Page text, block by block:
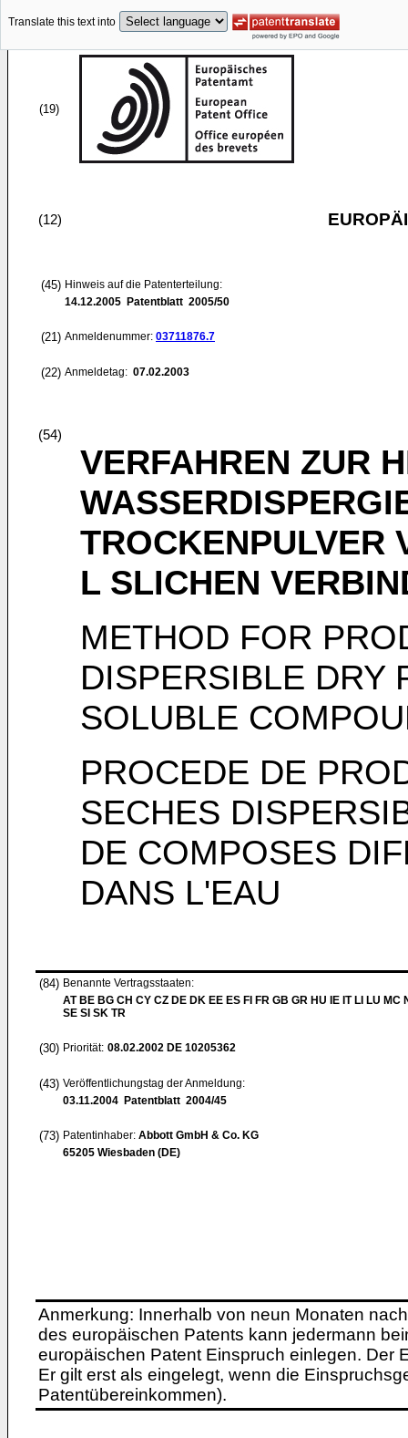
Translate this text into
(19)
(12)
(45) Hinweis auf die Patenterteilung:
14.12.2005 Patentblatt 2005/50
(21) Anmeldenummer: 03711876.7
(22) Anmeldetag: 07.02.2003
(54)
VERFAHREN ZUR
TROCKENPULVER
L SLICHEN
METHOD FOR
DISPERSIBLE DRY
SOLUBLE
PROCEDE DE
SECHES
DE COMPOSES
DANS L'EAU
(84) Benannte Vertragsstaaten:
AT BE BG CH CY CZ DE DK EE ES FI FR GB GR HU IE IT LI LU MC
SE SI SK TR
(30) Priorität: 08.02.2002 DE 10205362
(43) Veröffentlichungstag der Anmeldung:
03.11.2004 Patentblatt 2004/45
(73) Patentinhaber: Abbott GmbH & Co. KG
65205 Wiesbaden (DE)
Anmerkung: Innerhalb von neun Monaten
des europäischen Patents kann jedermann
europäischen Patent Einspruch einlegen. Der
Er gilt erst als eingelegt, wenn die
Patentübereinkommen).